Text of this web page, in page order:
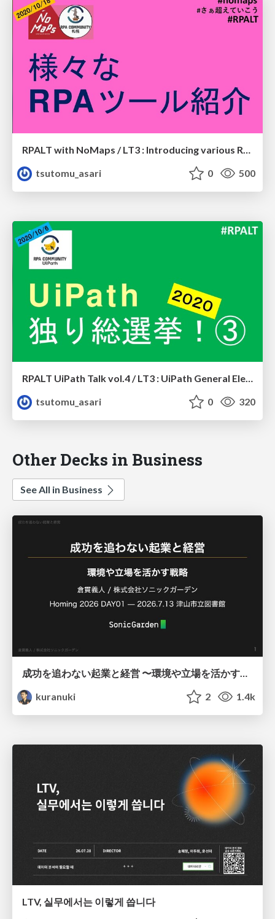
RPALT with NoMaps / LT3 : Introducing various RPA tools
tsutomu_asari
0 500
RPALT UiPath Talk vol.4 / LT3 : UiPath General Election 2020 #3
tsutomu_asari
0 320
Other Decks in Business
See All in Business
kuranuki
2 1.4k
LTV, 실무에서는 이렇게 씁니다